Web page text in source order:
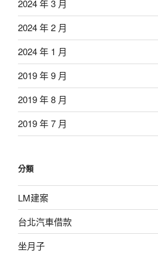
2024 年 3 月
2024 年 2 月
2024 年 1 月
2019 年 9 月
2019 年 8 月
2019 年 7 月
分類
LM建案
台北汽車借款
坐月子